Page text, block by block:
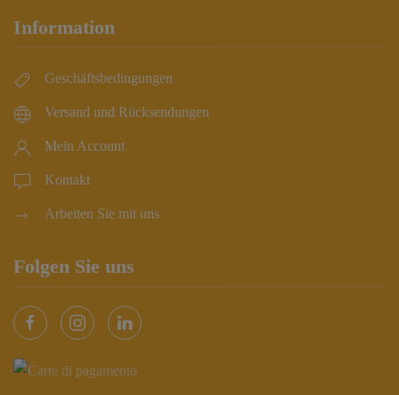
Information
Geschäftsbedingungen
Versand und Rücksendungen
Mein Account
Kontakt
Arbeiten Sie mit uns
Folgen Sie uns